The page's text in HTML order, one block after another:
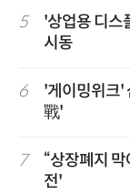
5
'상업용 디
시동
6
'게이밍위크'
戰'
7
“상장폐지
전'